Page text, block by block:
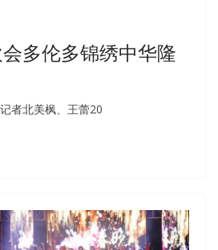
多伦多锦绣中华隆
者北美枫、王蕾20